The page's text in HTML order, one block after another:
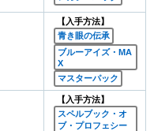
【入手方法】
青き眼の伝承
ブルーアイズ・MA
X
マスターパック
【入手方法】
スペルブック・オ
ブ・プロフェシー